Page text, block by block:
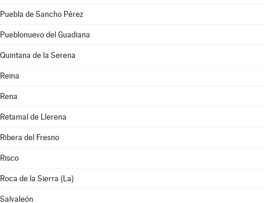
Puebla de Sancho Pérez
Pueblonuevo del Guadiana
Quintana de la Serena
Reina
Rena
Retamal de Llerena
Ribera del Fresno
Risco
Roca de la Sierra (La)
Salvaleón